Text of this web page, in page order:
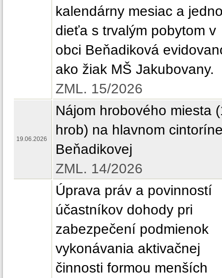
kalendárny mesiac a
dieťa s trvalým pobytom v
obci Beňadiková
ako žiak MŠ Jakubovany.
ZML. 15/2026
19.06.2026
Nájom hrobového miesta
hrob) na hlavnom
Beňadikovej
ZML. 14/2026
Úprava práv a povinností
účastníkov dohody pri
zabezpečení podmienok
vykonávania aktivačnej
činnosti formou menších